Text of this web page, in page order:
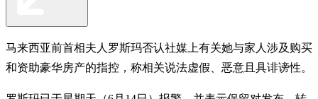
马来西亚前首相夫人罗斯玛否认社媒上有关她与家人涉及购买
和资助豪华房产的指控，称相关说法虚假、恶意且具诽谤性。